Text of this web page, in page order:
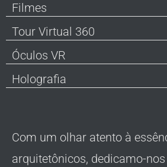
Filmes
Tour Virtual 360
Óculos VR
Holografia
Com um olhar atento à
arquitetônicos, dedicamo-